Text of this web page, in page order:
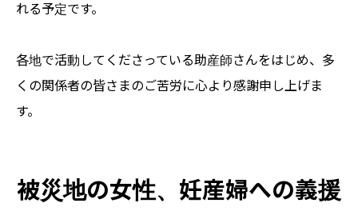
れる予定です。
各地で活動してくださっている助産師さんをはじめ、多
くの関係者の皆さまのご苦労に心より感謝申し上げま
す。
被災地の女性、妊産婦への義援